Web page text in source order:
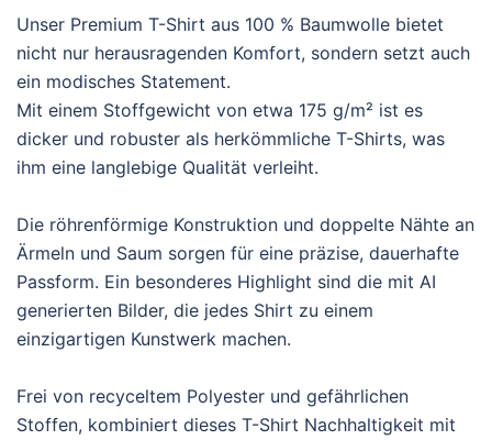
Unser Premium T-Shirt aus 100 % Baumwolle bietet
nicht nur herausragenden Komfort, sondern setzt auch
ein modisches Statement.
Mit einem Stoffgewicht von etwa 175 g/m² ist es
dicker und robuster als herkömmliche T-Shirts, was
ihm eine langlebige Qualität verleiht.
Die röhrenförmige Konstruktion und doppelte Nähte an
Ärmeln und Saum sorgen für eine präzise, dauerhafte
Passform. Ein besonderes Highlight sind die mit AI
generierten Bilder, die jedes Shirt zu einem
einzigartigen Kunstwerk machen.
Frei von recyceltem Polyester und gefährlichen
Stoffen, kombiniert dieses T-Shirt Nachhaltigkeit mit